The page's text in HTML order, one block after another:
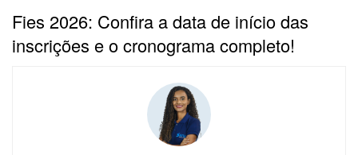
Fies 2026: Confira a data de início das
inscrições e o cronograma completo!